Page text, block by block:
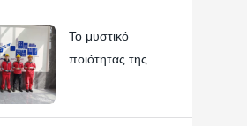
εναέριας εργασίας
Hynee
Το μυστικό
ποιότητας της